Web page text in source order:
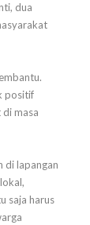
dua
positif
masa
di lapangan
saja harus